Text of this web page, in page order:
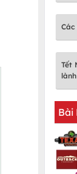
Các
Tết
Bài